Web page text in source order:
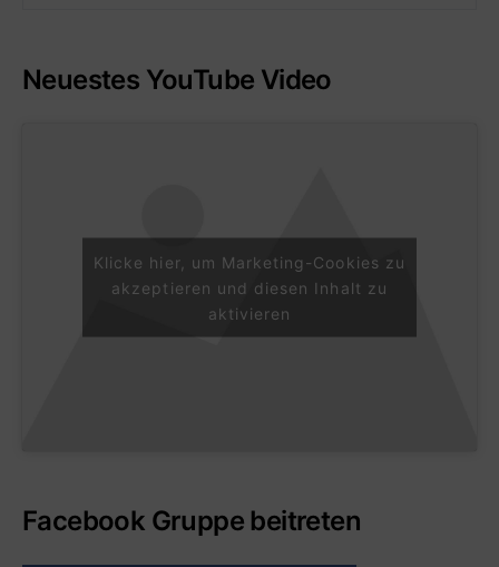
Neuestes YouTube Video
Klicke hier, um Marketing-Cookies zu
akzeptieren und diesen Inhalt zu
aktivieren
Facebook Gruppe beitreten